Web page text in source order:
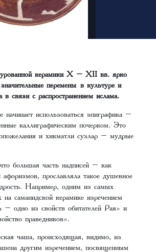
керамики X – XII вв. ярко
перемены в культуре и
в связи с распространением ислама.
начинает использоваться эпиграфика –
каллиграфическим почерком. Это
и хикматли сузлар – мудрые
большая часть надписей – как
прославляла такое душевное
Например, одним из самых
на саманидской керамике изречением
одно из свойств обитателей Рая» и
праведников».
чаша, происходящая, видимо, из
другим изречением, посвященным